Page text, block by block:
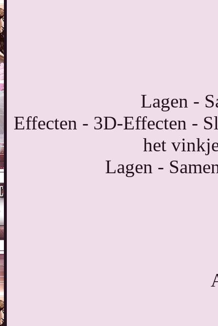
Lagen -
Effecten - 3D-Effecten -
het
Lagen -